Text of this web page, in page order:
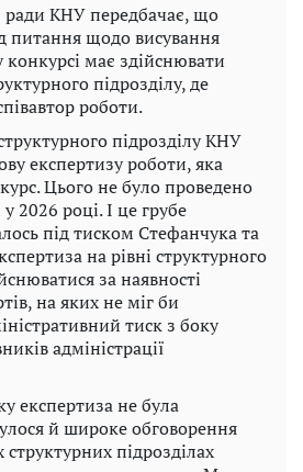
ради КНУ передбачає, що
питання щодо висування
конкурсі має здійснювати
підрозділу, де
роботи.
підрозділу КНУ
експертизу роботи, яка
Цього не було проведено
2026 році. І це грубе
під тиском Стефанчука та
на рівні структурного
за наявності
на яких не міг би
тиск з боку
адміністрації
експертиза не була
й широке обговорення
структурних підрозділах